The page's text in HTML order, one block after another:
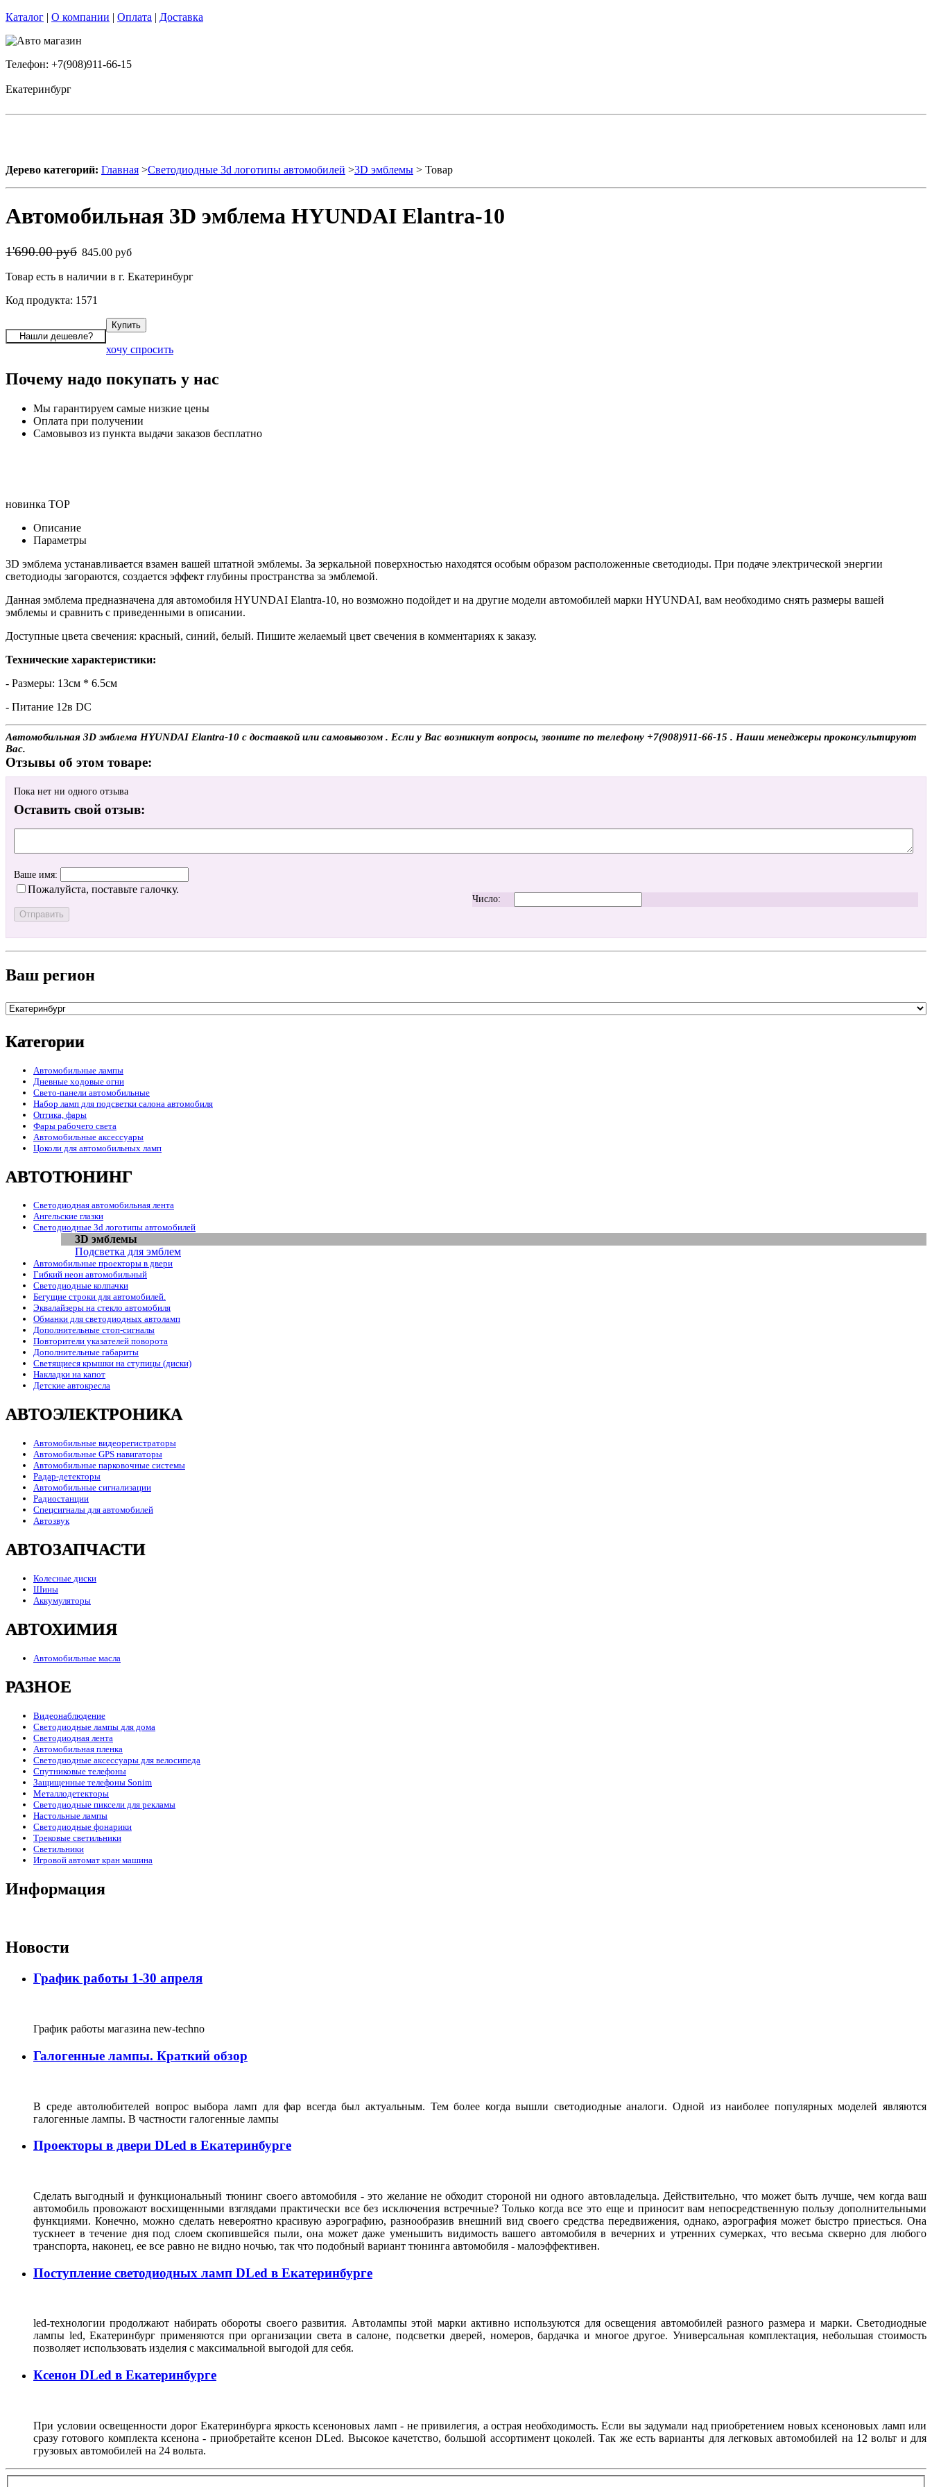
Каталог | О компании | Оплата | Доставка
Телефон: +7(908)911-66-15
Екатеринбург
Дерево категорий: Главная >Светодиодные 3d логотипы автомобилей >3D эмблемы > Товар
Автомобильная 3D эмблема HYUNDAI Elantra-10
1'690.00 руб 845.00 руб
Товар есть в наличии в г. Екатеринбург
Код продукта: 1571
хочу спросить
Почему надо покупать у нас
Мы гарантируем самые низкие цены
Оплата при получении
Самовывоз из пункта выдачи заказов бесплатно
новинка TOP
Описание
Параметры
3D эмблема устанавливается взамен вашей штатной эмблемы. За зеркальной поверхностью находятся особым образом расположенные светодиоды. При подаче электрической энергии
светодиоды загораются, создается эффект глубины пространства за эмблемой.
Данная эмблема предназначена для автомобиля HYUNDAI Elantra-10, но возможно подойдет и на другие модели автомобилей марки HYUNDAI, вам необходимо снять размеры вашей
эмблемы и сравнить с приведенными в описании.
Доступные цвета свечения: красный, синий, белый. Пишите желаемый цвет свечения в комментариях к заказу.
Технические характеристики:
- Размеры: 13см * 6.5см
- Питание 12в DC
Автомобильная 3D эмблема HYUNDAI Elantra-10 с доставкой или самовывозом . Если у Вас возникнут вопросы, звоните по телефону +7(908)911-66-15 . Наши менеджеры проконсультируют
Вас.
Отзывы об этом товаре:
Пока нет ни одного отзыва
Оставить свой отзыв:
Ваше имя:
Пожалуйста, поставьте галочку.
Число:
Ваш регион
Категории
Автомобильные лампы
Дневные ходовые огни
Свето-панели автомобильные
Набор ламп для подсветки салона автомобиля
Оптика, фары
Фары рабочего света
Автомобильные аксессуары
Цоколи для автомобильных ламп
АВТОТЮНИНГ
Светодиодная автомобильная лента
Ангельские глазки
Светодиодные 3d логотипы автомобилей
3D эмблемы
Подсветка для эмблем
Автомобильные проекторы в двери
Гибкий неон автомобильный
Светодиодные колпачки
Бегущие строки для автомобилей.
Эквалайзеры на стекло автомобиля
Обманки для светодиодных автоламп
Дополнительные стоп-сигналы
Повторители указателей поворота
Дополнительные габариты
Светящиеся крышки на ступицы (диски)
Накладки на капот
Детские автокресла
АВТОЭЛЕКТРОНИКА
Автомобильные видеорегистраторы
Автомобильные GPS навигаторы
Автомобильные парковочные системы
Радар-детекторы
Автомобильные сигнализации
Радиостанции
Спецсигналы для автомобилей
Автозвук
АВТОЗАПЧАСТИ
Колесные диски
Шины
Аккумуляторы
АВТОХИМИЯ
Автомобильные масла
РАЗНОЕ
Видеонаблюдение
Светодиодные лампы для дома
Светодиодная лента
Автомобильная пленка
Светодиодные аксессуары для велосипеда
Спутниковые телефоны
Защищенные телефоны Sonim
Металлодетекторы
Светодиодные пиксели для рекламы
Настольные лампы
Светодиодные фонарики
Трековые светильники
Светильники
Игровой автомат кран машина
Информация
Новости
График работы 1-30 апреля
График работы магазина new-techno
Галогенные лампы. Краткий обзор
В среде автолюбителей вопрос выбора ламп для фар всегда был актуальным. Тем более когда вышли светодиодные аналоги. Одной из наиболее популярных моделей являются
галогенные лампы. В частности галогенные лампы
Проекторы в двери DLed в Екатеринбурге
Сделать выгодный и функциональный тюнинг своего автомобиля - это желание не обходит стороной ни одного автовладельца. Действительно, что может быть лучше, чем когда ваш
автомобиль провожают восхищенными взглядами практически все без исключения встречные? Только когда все это еще и приносит вам непосредственную пользу дополнительными
функциями. Конечно, можно сделать невероятно красивую аэрографию, разнообразив внешний вид своего средства передвижения, однако, аэрография может быстро приесться. Она
тускнеет в течение дня под слоем скопившейся пыли, она может даже уменьшить видимость вашего автомобиля в вечерних и утренних сумерках, что весьма скверно для любого
транспорта, наконец, ее все равно не видно ночью, так что подобный вариант тюнинга автомобиля - малоэффективен.
Поступление светодиодных ламп DLed в Екатеринбурге
led-технологии продолжают набирать обороты своего развития. Автолампы этой марки активно используются для освещения автомобилей разного размера и марки. Светодиодные
лампы led, Екатеринбург применяются при организации света в салоне, подсветки дверей, номеров, бардачка и многое другое. Универсальная комплектация, небольшая стоимость
позволяет использовать изделия с максимальной выгодой для себя.
Ксенон DLed в Екатеринбурге
При условии освещенности дорог Екатеринбурга яркость ксеноновых ламп - не привилегия, а острая необходимость. Если вы задумали над приобретением новых ксеноновых ламп или
сразу готового комплекта ксенона - приобретайте ксенон DLed. Высокое качетство, большой ассортимент цоколей. Так же есть варианты для легковых автомобилей на 12 вольт и для
грузовых автомобилей на 24 вольта.